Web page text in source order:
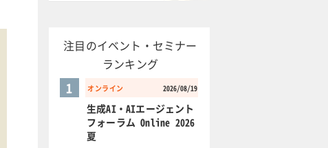
注目のイベント・セミナー
ランキング
オンライン 2026/08/19
1
生成AI・AIエージェント
フォーラム Online 2026
夏